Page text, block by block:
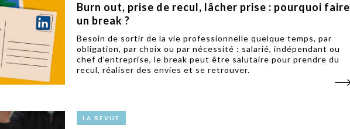
Burn out, prise de recul, lâcher prise : pourquoi faire
un break ?
Besoin de sortir de la vie professionnelle quelque temps, par
obligation, par choix ou par nécessité : salarié, indépendant ou
chef d’entreprise, le break peut être salutaire pour prendre du
recul, réaliser des envies et se retrouver.
LA REVUE